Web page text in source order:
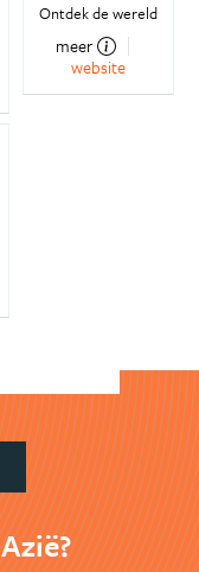
Ontdek de wereld
meer
website